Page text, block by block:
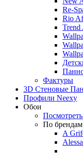
Re-
Rio
Trend
Фактуры
3D Стеновые
Профили Neexy
Обои
По брендам
A